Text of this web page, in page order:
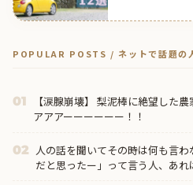
POPULAR POSTS / ネットで話題の
01
【涙腺崩壊】 梨泥棒に絶望した
アアアーーーーーー！！
02
人の話を聞いてその時は何も言
だと思ったー」って言う人、あれ